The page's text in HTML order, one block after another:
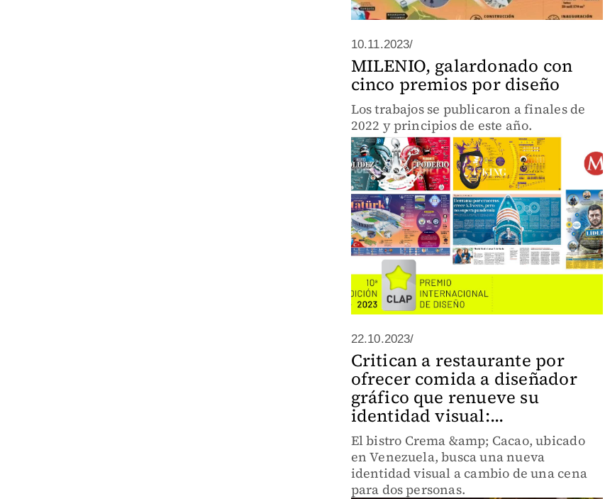
10.11.2023/
MILENIO, galardonado con
cinco premios por diseño
Los trabajos se publicaron a finales de
2022 y principios de este año.
22.10.2023/
Critican a restaurante por
ofrecer comida a diseñador
gráfico que renueve su
identidad visual:...
El bistro Crema &amp; Cacao, ubicado
en Venezuela, busca una nueva
identidad visual a cambio de una cena
para dos personas.